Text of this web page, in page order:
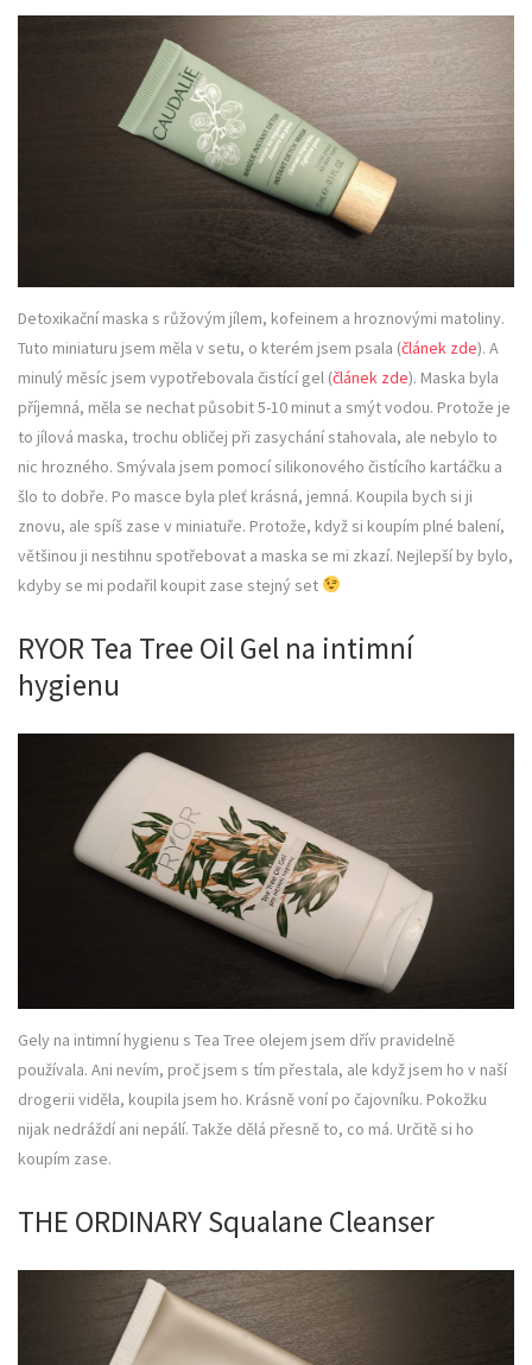
Detoxikační maska s růžovým jílem, kofeinem a hroznovými matoliny.
Tuto miniaturu jsem měla v setu, o kterém jsem psala (článek zde). A
minulý měsíc jsem vypotřebovala čistící gel (článek zde). Maska byla
příjemná, měla se nechat působit 5-10 minut a smýt vodou. Protože je
to jílová maska, trochu obličej při zasychání stahovala, ale nebylo to
nic hrozného. Smývala jsem pomocí silikonového čistícího kartáčku a
šlo to dobře. Po masce byla pleť krásná, jemná. Koupila bych si ji
znovu, ale spíš zase v miniatuře. Protože, když si koupím plné balení,
většinou ji nestihnu spotřebovat a maska se mi zkazí. Nejlepší by bylo,
kdyby se mi podařil koupit zase stejný set
RYOR Tea Tree Oil Gel na intimní
hygienu
Gely na intimní hygienu s Tea Tree olejem jsem dřív pravidelně
používala. Ani nevím, proč jsem s tím přestala, ale když jsem ho v naší
drogerii viděla, koupila jsem ho. Krásně voní po čajovníku. Pokožku
nijak nedráždí ani nepálí. Takže dělá přesně to, co má. Určitě si ho
koupím zase.
THE ORDINARY Squalane Cleanser